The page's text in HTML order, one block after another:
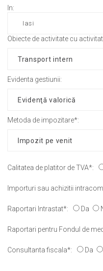
In:
Obiecte de activitate cu
Evidenta gestiunii:
Metoda de impozitare*:
Calitatea de platitor de TVA*:
Importuri sau achizitii
Raportari Intrastat*: Da
Raportari pentru Fondul de
Consultanta fiscala*: Da